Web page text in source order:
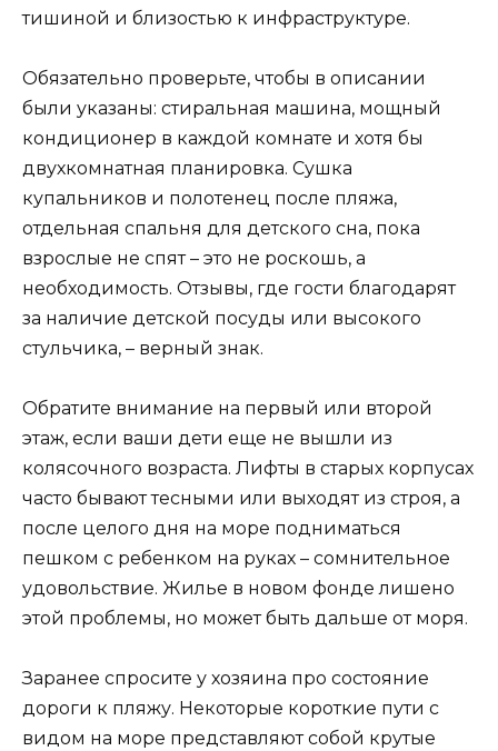
тишиной и близостью к инфраструктуре.
Обязательно проверьте, чтобы в описании
были указаны: стиральная машина, мощный
кондиционер в каждой комнате и хотя бы
двухкомнатная планировка. Сушка
купальников и полотенец после пляжа,
отдельная спальня для детского сна, пока
взрослые не спят – это не роскошь, а
необходимость. Отзывы, где гости благодарят
за наличие детской посуды или высокого
стульчика, – верный знак.
Обратите внимание на первый или второй
этаж, если ваши дети еще не вышли из
колясочного возраста. Лифты в старых корпусах
часто бывают тесными или выходят из строя, а
после целого дня на море подниматься
пешком с ребенком на руках – сомнительное
удовольствие. Жилье в новом фонде лишено
этой проблемы, но может быть дальше от моря.
Заранее спросите у хозяина про состояние
дороги к пляжу. Некоторые короткие пути с
видом на море представляют собой крутые